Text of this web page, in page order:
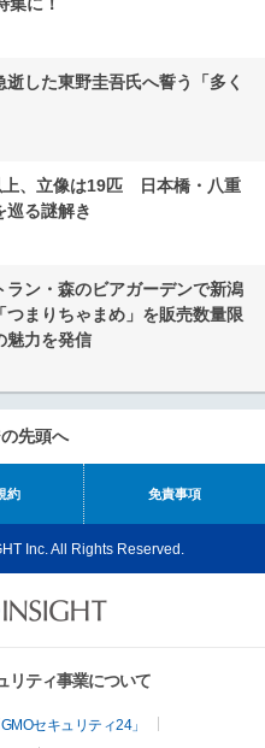
した東野圭吾氏へ誓う「多く
上、立像は19匹 日本橋・八重
巡る謎解き
ラン・森のビアガーデンで新潟
つまりちゃまめ」を販売数量限
魅力を発信
先頭へ
約 免責事項
Inc. All Rights Reserved.
リティ事業について
セキュリティ24」